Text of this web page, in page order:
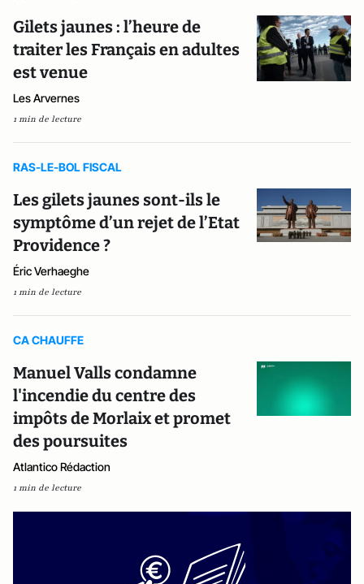
Gilets jaunes : l’heure de
traiter les Français en adultes
est venue
Les Arvernes
1 min de lecture
RAS-LE-BOL FISCAL
Les gilets jaunes sont-ils le
symptôme d’un rejet de l’Etat
Providence ?
Éric Verhaeghe
1 min de lecture
CA CHAUFFE
Manuel Valls condamne
l'incendie du centre des
impôts de Morlaix et promet
des poursuites
Atlantico Rédaction
1 min de lecture